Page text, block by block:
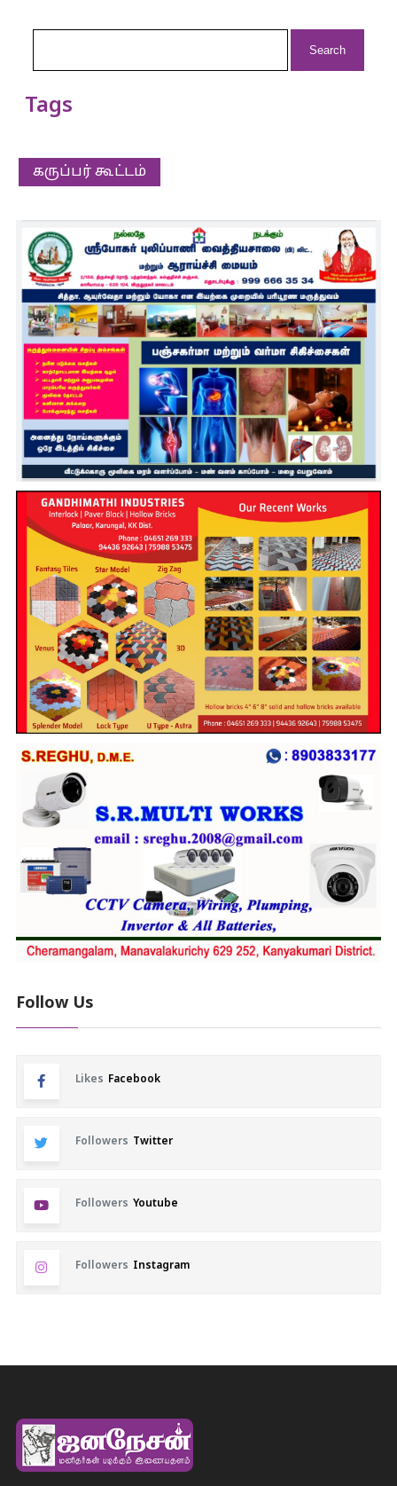
Tags
கருப்பர் கூட்டம்
Follow Us
Likes Facebook
Followers Twitter
Followers Youtube
Followers Instagram